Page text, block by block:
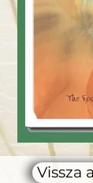
Vissza